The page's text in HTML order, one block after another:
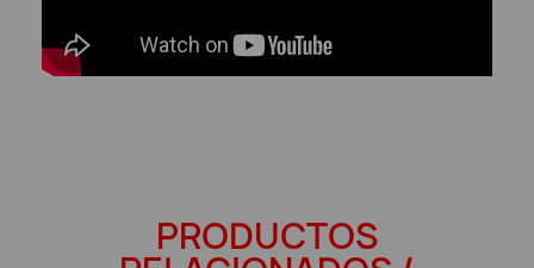
PRODUCTOS